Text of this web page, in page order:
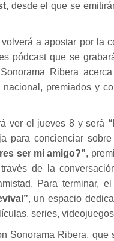
, desde el que se
a apostar por la
pódcast que se
Ribera
premiados y
ver el jueves 8 y será
para concienciar
ser mi amigo?”,
de la
Para terminar,
, un espacio
series,
Sonorama Ribera, que